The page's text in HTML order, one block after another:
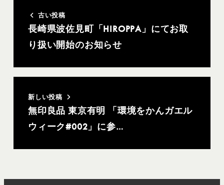
古い投稿
長崎県波佐見町「HIROPPA」にてお取
り扱い開始のお知らせ
新しい投稿
無印良品 東京有明 「環境をかんガエル
ウィーク#002」に参…